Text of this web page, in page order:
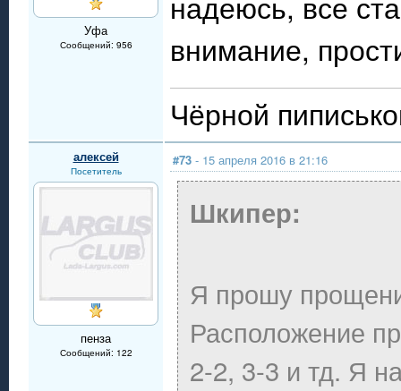
Уфа
Сообщений: 956
внимание,
Чёрной
алексей
Посетитель
пенза
Сообщений: 122
#73 - 15 апреля 2016 в 21:16
Шкипер:
Я прошу
Расположение
2-2, 3-3 и тд. Я